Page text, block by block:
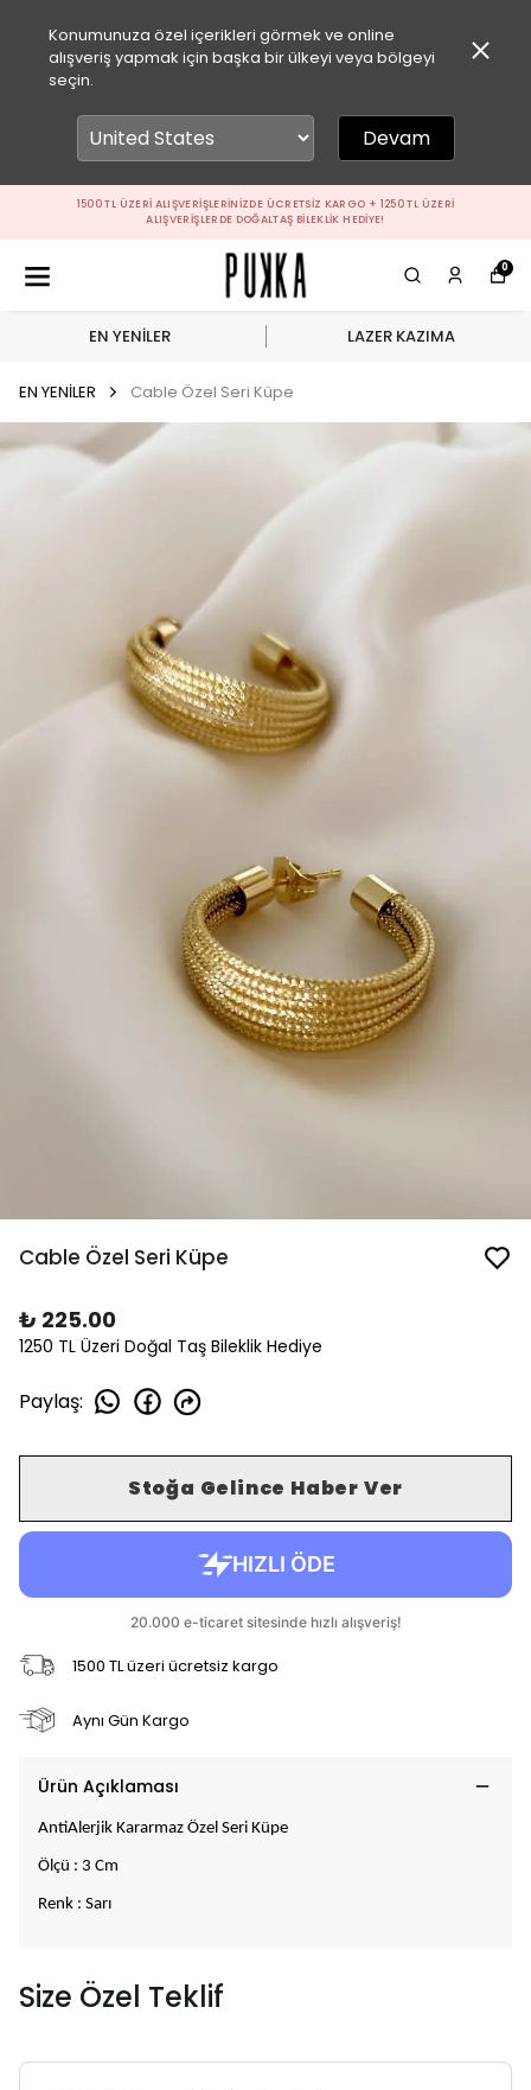
Konumunuza özel içerikleri görmek ve online
alışveriş yapmak için başka bir ülkeyi veya bölgeyi
seçin.
Devam
1500 TL ÜZERI ALIŞVERIŞLERINIZDE ÜCRETSIZ KARGO + 1250 TL ÜZERI
ALIŞVERIŞLERDE DOĞALTAŞ BILEKLIK HEDIYE!
0
EN YENİLER LAZER KAZIMA
EN YENİLER Cable Özel Seri Küpe
Cable Özel Seri Küpe
₺ 225.00
1250 TL Üzeri Doğal Taş Bileklik Hediye
Paylaş:
Stoğa Gelince Haber Ver
1500 TL üzeri ücretsiz kargo
Aynı Gün Kargo
Ürün Açıklaması
AntiAlerjik Kararmaz Özel Seri Küpe
Ölçü : 3 Cm
Renk : Sarı
Size Özel Teklif